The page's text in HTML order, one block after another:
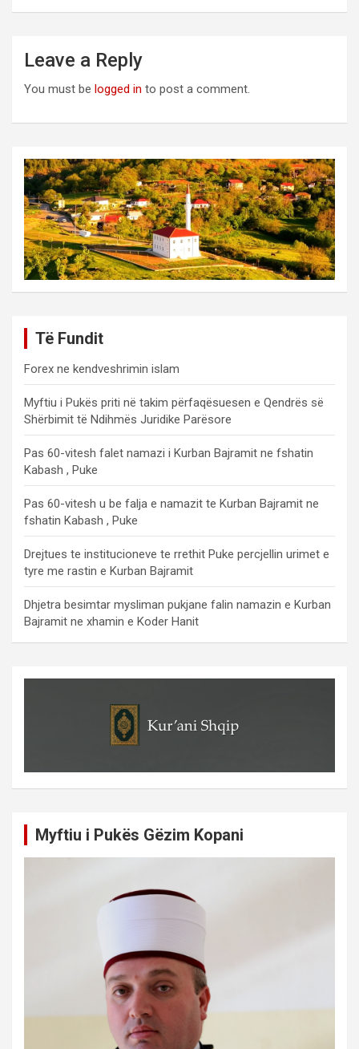
Leave a Reply
You must be logged in to post a comment.
Të Fundit
Forex ne kendveshrimin islam
Myftiu i Pukës priti në takim përfaqësuesen e Qendrës së
Shërbimit të Ndihmës Juridike Parësore
Pas 60-vitesh falet namazi i Kurban Bajramit ne fshatin
Kabash , Puke
Pas 60-vitesh u be falja e namazit te Kurban Bajramit ne
fshatin Kabash , Puke
Drejtues te institucioneve te rrethit Puke percjellin urimet e
tyre me rastin e Kurban Bajramit
Dhjetra besimtar mysliman pukjane falin namazin e Kurban
Bajramit ne xhamin e Koder Hanit
Myftiu i Pukës Gëzim Kopani